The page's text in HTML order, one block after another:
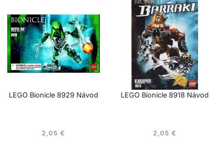
LEGO Bionicle 8929 Návod
2,05 €
LEGO Bionicle 8918 Návod
2,05 €